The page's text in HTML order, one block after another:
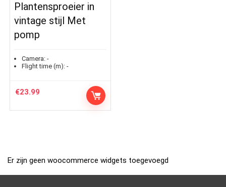
Plantensproeier in
vintage stijl Met
pomp
Camera: -
Flight time (m): -
€23.99
Er zijn geen woocommerce widgets toegevoegd